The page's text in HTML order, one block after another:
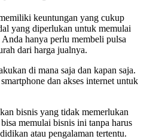
keuntungan yang cukup
yang diperlukan untuk memulai
hanya perlu membeli pulsa
dari harga jualnya.
di mana saja dan kapan saja.
dan akses internet untuk
bisnis yang tidak memerlukan
memulai bisnis ini tanpa harus
atau pengalaman tertentu.